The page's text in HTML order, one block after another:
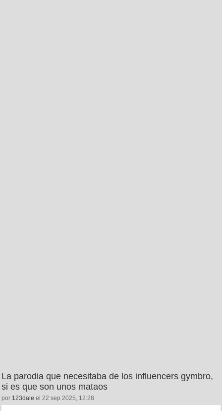
La parodia que necesitaba de los influencers gymbro,
si es que son unos mataos
por 123dale el 22 sep 2025, 12:28